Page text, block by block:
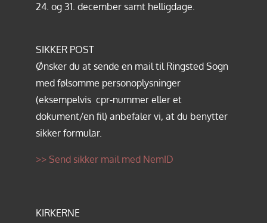
24. og 31. december samt helligdage.
SIKKER POST
Ønsker du at sende en mail til Ringsted Sogn
med følsomme personoplysninger
(eksempelvis cpr-nummer eller et
dokument/en fil) anbefaler vi, at du benytter
sikker formular.
>> Send sikker mail med NemID
KIRKERNE